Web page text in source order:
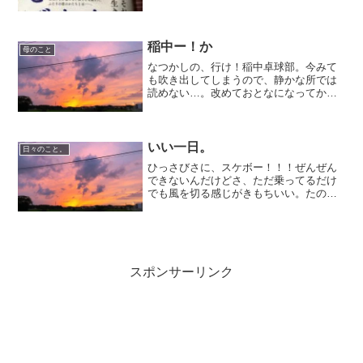
日携帯とにらめっこして、...
母のこと 稲中ー！か
なつかしの、行け！稲中卓球部。今みて
も吹き出してしまうので、静かな所では
読めない…。改めておとなになってから
けど…これ！昔の美容師...
日々のこと。 いい一日。
ひっさびさに、スケボー！！！ぜんぜん
できないんだけどさ、ただ乗ってるだけ
でも風を切る感じがきもちいい。たのし
スポンサーリンク